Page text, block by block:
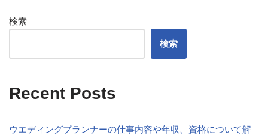
検索
検索
Recent Posts
ウエディングプランナーの仕事内容や年収、資格について解